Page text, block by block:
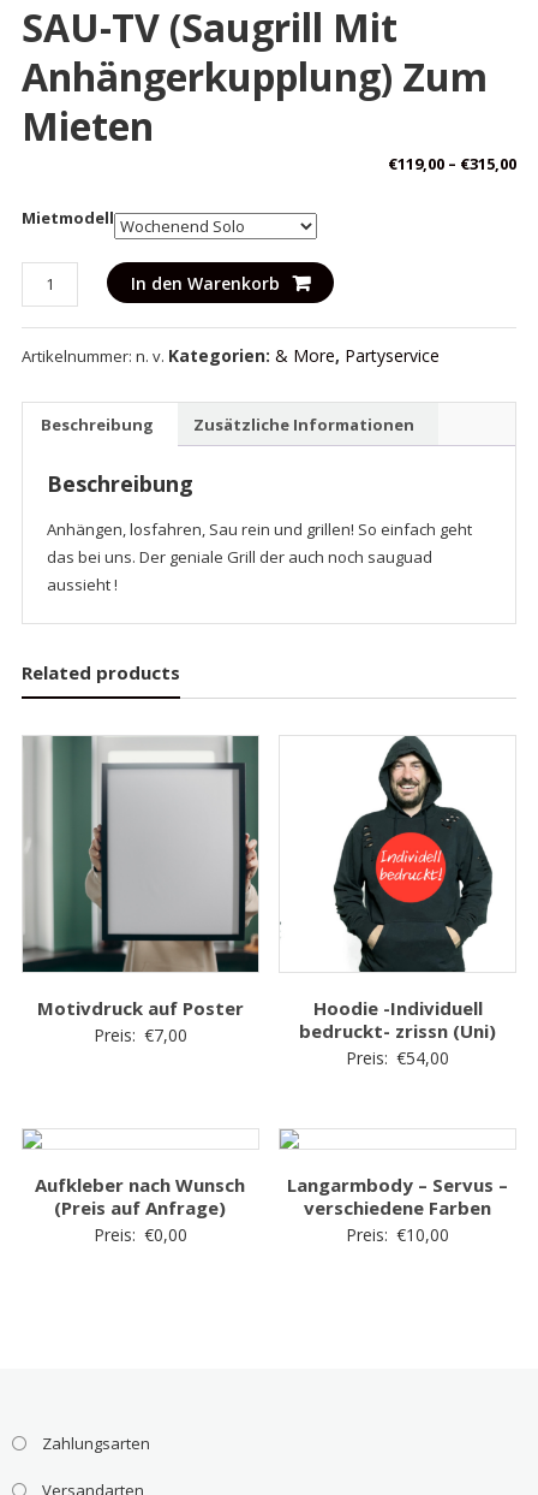
SAU-TV (Saugrill Mit
Anhängerkupplung) Zum
Mieten
€119,00 – €315,00
Mietmodell
SAU-
TV
(Saugrill
mit
In den Warenkorb
Artikelnummer: n. v. Kategorien: & More, Partyservice
Beschreibung Zusätzliche Informationen
Beschreibung
Anhängen, losfahren, Sau rein und grillen! So einfach geht
das bei uns. Der geniale Grill der auch noch sauguad
aussieht !
Related products
Motivdruck auf Poster
Preis: €7,00
Hoodie -Individuell
bedruckt- zrissn (Uni)
Preis: €54,00
Aufkleber nach Wunsch
(Preis auf Anfrage)
Preis: €0,00
Langarmbody – Servus –
verschiedene Farben
Preis: €10,00
Zahlungsarten
Versandarten